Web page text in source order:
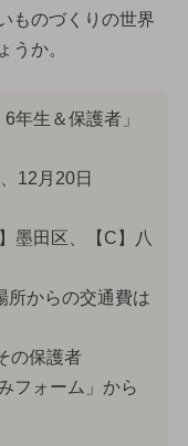
ものづくりの世界
うか。
年生＆保護者」
12月20日
墨田区、【C】八
所からの交通費は
の保護者
フォーム」から